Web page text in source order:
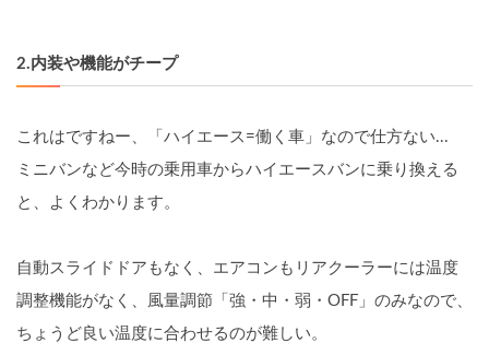
2.内装や機能がチープ
これはですねー、「ハイエース=働く車」なので仕方ない...
ミニバンなど今時の乗用車からハイエースバンに乗り換える
と、よくわかります。
自動スライドドアもなく、エアコンもリアクーラーには温度
調整機能がなく、 風量調節「強・中・弱・OFF」のみなので、
ちょうど良い温度に合わせるのが難しい。